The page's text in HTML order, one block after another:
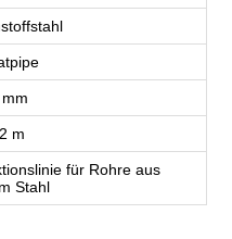
m
für Rohre aus
Stahl